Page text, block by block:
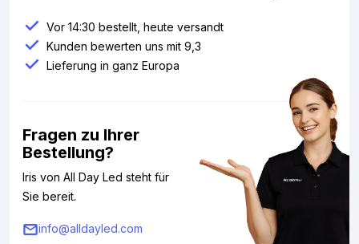
Vor 14:30 bestellt, heute versandt
Kunden bewerten uns mit 9,3
Lieferung in ganz Europa
Fragen zu Ihrer
Bestellung?
Iris von All Day Led steht für
Sie bereit.
info@alldayled.com